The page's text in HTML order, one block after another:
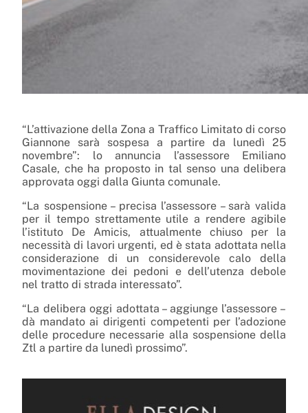
“L’attivazione della Zona a Traffico Limitato di corso
Giannone sarà sospesa a partire da lunedì 25
novembre”: lo annuncia l’assessore Emiliano
Casale, che ha proposto in tal senso una delibera
approvata oggi dalla Giunta comunale.
“La sospensione – precisa l’assessore – sarà valida
per il tempo strettamente utile a rendere agibile
l’istituto De Amicis, attualmente chiuso per la
necessità di lavori urgenti, ed è stata adottata nella
considerazione di un considerevole calo della
movimentazione dei pedoni e dell’utenza debole
nel tratto di strada interessato”.
“La delibera oggi adottata – aggiunge l’assessore –
dà mandato ai dirigenti competenti per l’adozione
delle procedure necessarie alla sospensione della
Ztl a partire da lunedì prossimo”.